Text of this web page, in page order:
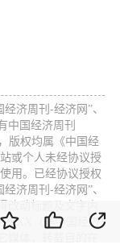
济周刊-经济网”、
中国经济周刊
版权均属《中国经
或个人未经协议授
用。已经协议授权
济周刊-经济网”、
XXX（非中国经济